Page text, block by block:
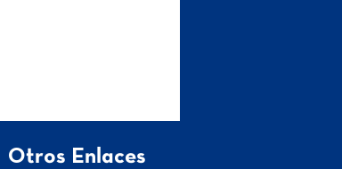
Otros Enlaces